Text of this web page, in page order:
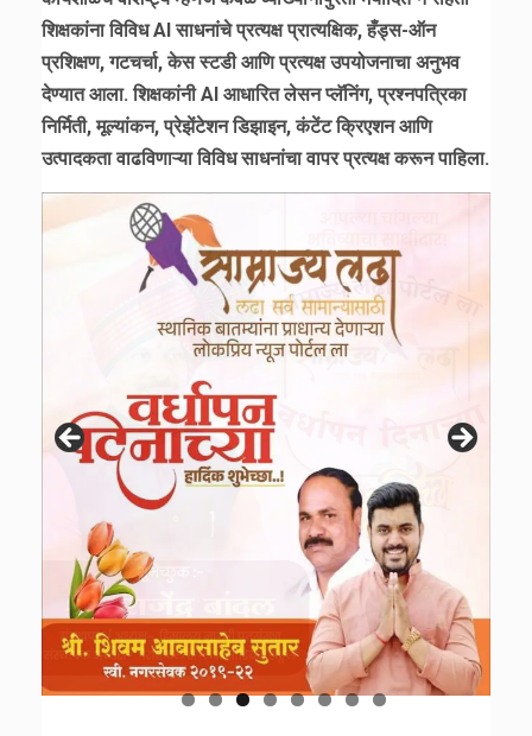
शिक्षकांना विविध AI साधनांचे प्रत्यक्ष प्रात्यक्षिक, हँड्स-ऑन
प्रशिक्षण, गटचर्चा, केस स्टडी आणि प्रत्यक्ष उपयोजनाचा अनुभव
देण्यात आला. शिक्षकांनी AI आधारित लेसन प्लॅनिंग, प्रश्नपत्रिका
निर्मिती, मूल्यांकन, प्रेझेंटेशन डिझाइन, कंटेंट क्रिएशन आणि
उत्पादकता वाढविणाऱ्या विविध साधनांचा वापर प्रत्यक्ष करून पाहिला.